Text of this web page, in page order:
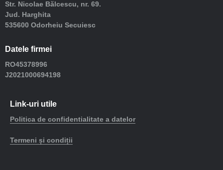
Str. Nicolae Bălcescu, nr. 69.
Jud. Harghita
535600 Odorheiu Secuiesc
Datele firmei
RO45378996
J2021000694198
Link-uri utile
Politica de confidentialitate a datelor
Termeni și condiții